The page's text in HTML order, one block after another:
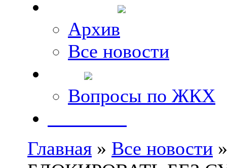
Архив
Все новости
Вопросы по ЖКХ
Главная » Все новости